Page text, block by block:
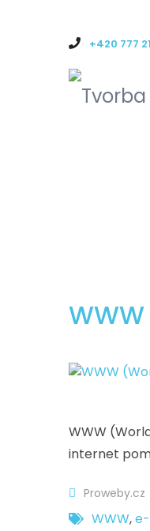
+420 777
WWW
internet
Proweby.cz
WWW,